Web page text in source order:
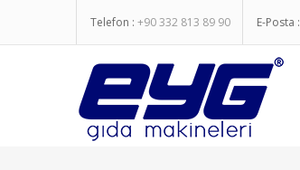
Telefon : +90 332 813 89 90 E-Posta :